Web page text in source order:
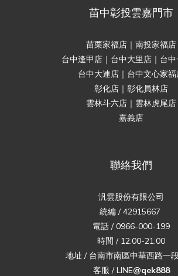
苗中彰投雲嘉門市
苗栗家福店｜南投家福店
台中逢甲店｜台中大里店｜台
台中大連店｜台中文心家
彰化店｜彰化員林店
雲林斗六店｜雲林虎尾店
嘉義店
聯絡我們
汎雲股份有限公司
統編 / 42915667
電話 / 0966-000-199
時間 / 12:00-21:00
地址 / 台南市南區中華西路一
客服 / LINE@qek888